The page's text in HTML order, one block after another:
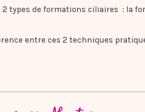
2 types de formations ciliaires : la
entre ces 2 techniques